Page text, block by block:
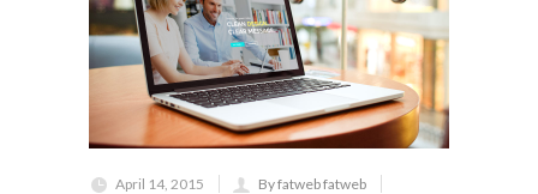
April 14, 2015
By fatweb fatweb